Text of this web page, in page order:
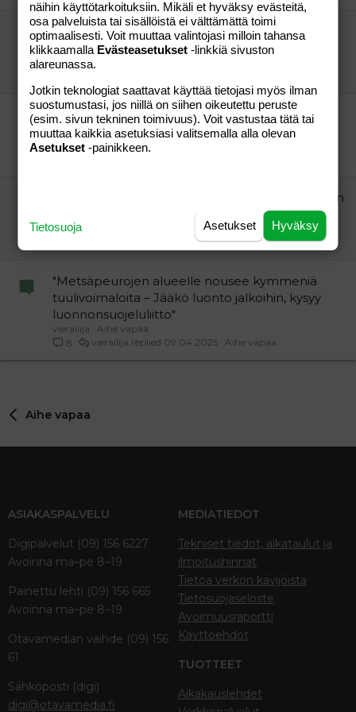
Vihreä siirtymä on uhka Suomen
huoltovarmuudelle ja puolustukselle
vierailija
Saksassa ollaan huolissaan: vihreä siirtymä
tuhoaa metsät ja juomavedet
vierailija
Aihe vapaa
Vihreä siirtymä tuhoaa ympäristöä Kouvolassakin
vierailija
Aihe vapaa
01.09.2023
"Metsäpeurojen alueelle nousee kymmeniä
tuulivoimaloita – Jääkö luonto jalkoihin, kysyy
luonnonsuojeluliitto"
vierailija
Aihe vapaa
8
Aihe vapaa
09.04.2025
vierailija
Aihe vapaa
ASIAKASPALVELU
Digipalvelut (09) 156 6227
Avoinna ma–pe 8–19
Painettu lehti (09) 156 665
Avoinna ma–pe 8–19
Otavamedian vaihde (09) 156
61
Sähköposti (digi)
digi@otavamedia.fi
MEDIATIEDOT
Tekniset tiedot, aikataulut ja
ilmoitushinnat
Tietoa verkon kävijöistä
Tietosuojaseloste
Avoimuusraportti
Käyttöehdot
TUOTTEET
Aikakauslehdet
näihin käyttötarkoituksiin. Mikäli et hyväksy evästeitä,
osa palveluista tai sisällöistä ei välttämättä toimi
optimaalisesti. Voit muuttaa valintojasi milloin tahansa
klikkaamalla Evästeasetukset -linkkiä sivuston
alareunassa.
Jotkin teknologiat saattavat käyttää tietojasi myös ilman
suostumustasi, jos niillä on siihen oikeutettu peruste
(esim. sivun tekninen toimivuus). Voit vastustaa tätä tai
muuttaa kaikkia asetuksiasi valitsemalla alla olevan
Asetukset -painikkeen.
Hyväksy
Asetukset
Tietosuoja